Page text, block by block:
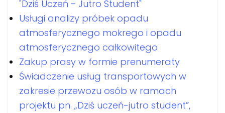
"Dziś Uczeń - Jutro Student"
Usługi analizy próbek opadu
atmosferycznego mokrego i opadu
atmosferycznego całkowitego
Zakup prasy w formie prenumeraty
Świadczenie usług transportowych w
zakresie przewozu osób w ramach
projektu pn. „Dziś uczeń-jutro student”,